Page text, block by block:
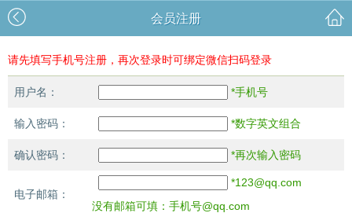
会员注册
请先填写手机号注册，再次登录时可绑定微信扫码登录
用户名： *手机号
输入密码： *数字英文组合
确认密码： *再次输入密码
电子邮箱：
*123@qq.com
没有邮箱可填：手机号@qq.com